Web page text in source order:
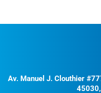
Av. Manuel J. Clouthier
45030,